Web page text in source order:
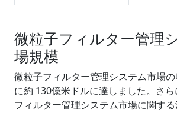
微粒子フィルター管理
場規模
微粒子フィルター管理システム市場
に約 130億米ドルに達しました。さ
フィルター管理システム市場に関す